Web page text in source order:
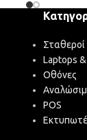
Σταθεροί
Laptops
Οθόνες
POS